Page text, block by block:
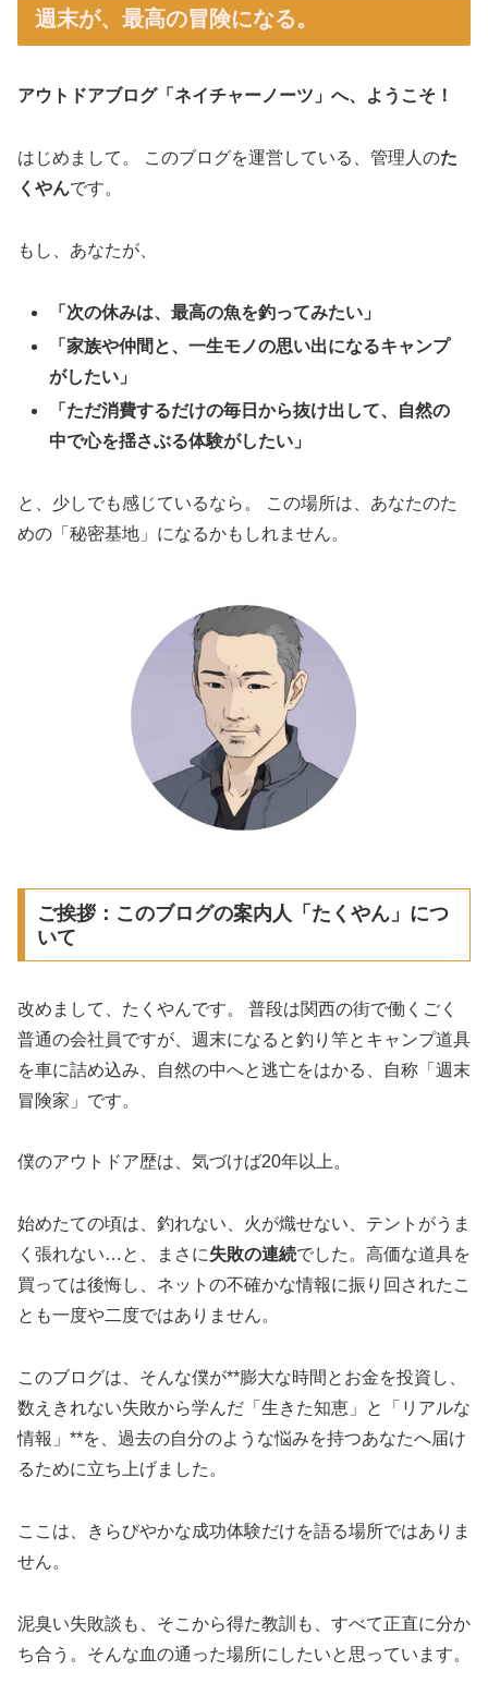
週末が、最高の冒険になる。
アウトドアブログ「ネイチャーノーツ」へ、ようこそ！
はじめまして。 このブログを運営している、管理人のた
くやんです。
もし、あなたが、
「次の休みは、最高の魚を釣ってみたい」
「家族や仲間と、一生モノの思い出になるキャンプ
がしたい」
「ただ消費するだけの毎日から抜け出して、自然の
中で心を揺さぶる体験がしたい」
と、少しでも感じているなら。 この場所は、あなたのた
めの「秘密基地」になるかもしれません。
ご挨拶：このブログの案内人「たくやん」につ
いて
改めまして、たくやんです。 普段は関西の街で働くごく
普通の会社員ですが、週末になると釣り竿とキャンプ道具
を車に詰め込み、自然の中へと逃亡をはかる、自称「週末
冒険家」です。
僕のアウトドア歴は、気づけば20年以上。
始めたての頃は、釣れない、火が熾せない、テントがうま
く張れない…と、まさに失敗の連続でした。高価な道具を
買っては後悔し、ネットの不確かな情報に振り回されたこ
とも一度や二度ではありません。
このブログは、そんな僕が**膨大な時間とお金を投資し、
数えきれない失敗から学んだ「生きた知恵」と「リアルな
情報」**を、過去の自分のような悩みを持つあなたへ届け
るために立ち上げました。
ここは、きらびやかな成功体験だけを語る場所ではありま
せん。
泥臭い失敗談も、そこから得た教訓も、すべて正直に分か
ち合う。そんな血の通った場所にしたいと思っています。